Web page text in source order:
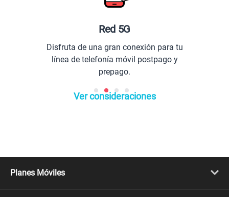
Red 5G
Disfruta de una gran conexión para tu
línea de telefonía móvil postpago y
prepago.
Ver consideraciones
Planes Móviles